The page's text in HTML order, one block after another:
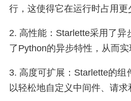
行，这使得它在运行时占用更
2. 高性能：Starlette采用了异
了Python的异步特性，从而实
3. 高度可扩展：Starlette的组
以轻松地自定义中间件、请求